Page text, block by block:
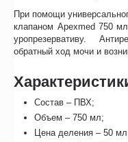
При помощи
клапаном Apexmed 750
уропрезервативу.
обратный ход мочи и
Состав – ПВХ;
Объем – 750 мл;
Цена деления – 50